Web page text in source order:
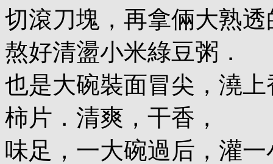
切滾刀塊，再拿倆大熟
熬好清盪小米綠豆粥．
也是大碗裝面冒尖，澆
柿片．清爽，干香，
味足，一大碗過后，灌